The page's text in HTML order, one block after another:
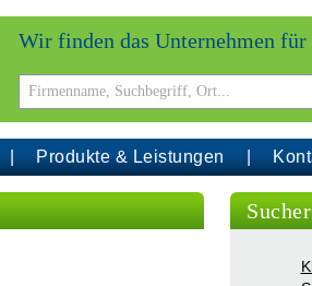
Wir finden das Unternehmen für
Produkte & Leistungen